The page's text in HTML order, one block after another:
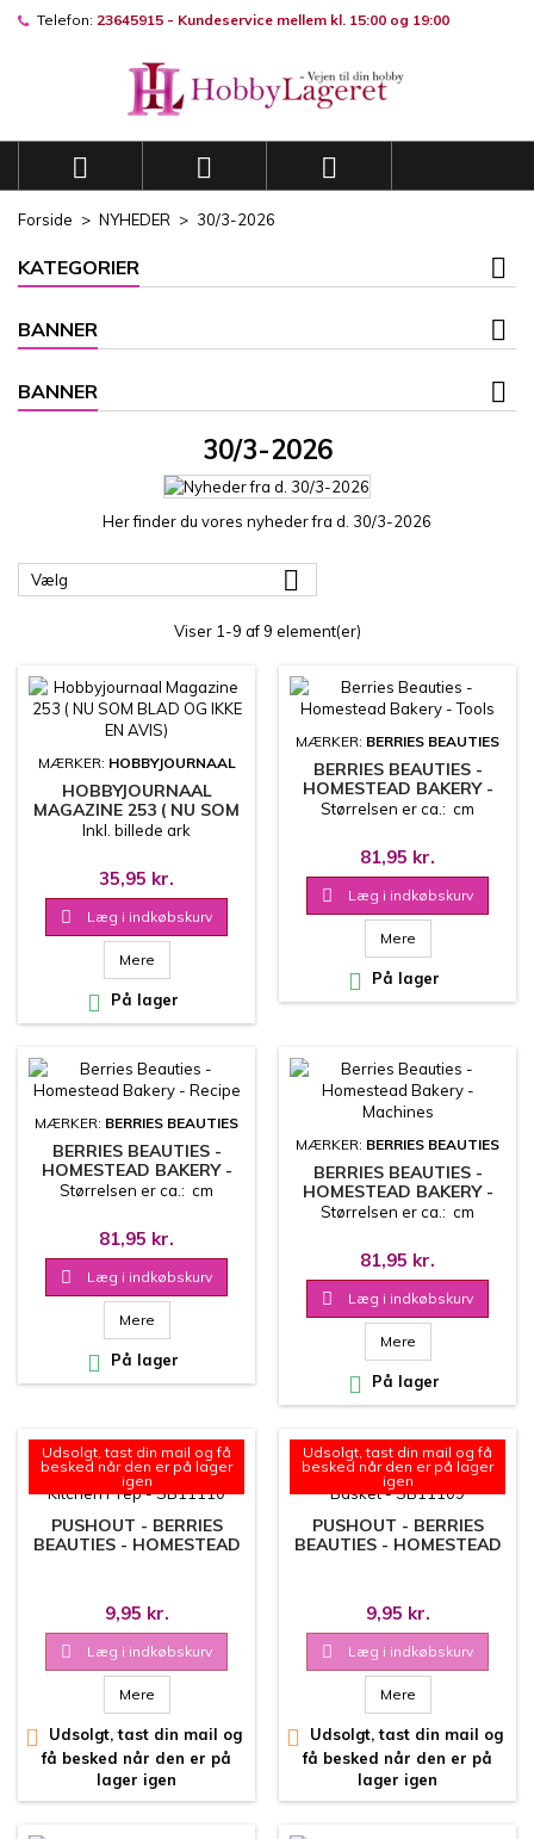
Telefon: 23645915 - Kundeservice mellem kl. 15:00 og 19:00
  
Forside NYHEDER 30/3-2026
KATEGORIER
BANNER
BANNER
30/3-2026
Her finder du vores nyheder fra d. 30/3-2026
Vælg 
Viser 1-9 af 9 element(er)
MÆRKER: HOBBYJOURNAAL
HOBBYJOURNAAL
MAGAZINE 253 ( NU SOM
BLAD OG IKKE EN AVIS)
Inkl. billede ark
35,95 kr.
 Læg i indkøbskurv
Mere
 På lager
MÆRKER: BERRIES BEAUTIES
BERRIES BEAUTIES -
HOMESTEAD BAKERY -
TOOLS
Størrelsen er ca.: cm
81,95 kr.
 Læg i indkøbskurv
Mere
 På lager
MÆRKER: BERRIES BEAUTIES
BERRIES BEAUTIES -
HOMESTEAD BAKERY -
RECIPE
Størrelsen er ca.: cm
81,95 kr.
 Læg i indkøbskurv
Mere
 På lager
MÆRKER: BERRIES BEAUTIES
BERRIES BEAUTIES -
HOMESTEAD BAKERY -
MACHINES
Størrelsen er ca.: cm
81,95 kr.
 Læg i indkøbskurv
Mere
 På lager
Udsolgt, tast din mail og få
besked når den er på lager
igen
PUSHOUT - BERRIES
BEAUTIES - HOMESTEAD
9,95 kr.
 Læg i indkøbskurv
Mere

Udsolgt, tast din mail og
få besked når den er på
lager igen
Udsolgt, tast din mail og få
besked når den er på lager
igen
PUSHOUT - BERRIES
BEAUTIES - HOMESTEAD
9,95 kr.
 Læg i indkøbskurv
Mere

Udsolgt, tast din mail og
få besked når den er på
lager igen
Opret en ny liste
((confirmMessage))
((cancelText)) ((modalDeleteText))
Du skal være logget på for at gemme produkter på din